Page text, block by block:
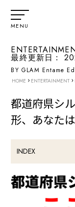
MENU
最終更新日：
BY GLAM Entame
HOME › ENTERTAINMENT ›
都道府県シ
形、あなた
INDEX